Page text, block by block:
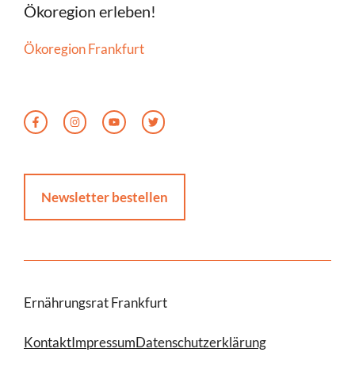
Ökoregion erleben!
Ökoregion Frankfurt
Newsletter bestellen
Ernährungsrat Frankfurt
KontaktImpressumDatenschutzerklärung